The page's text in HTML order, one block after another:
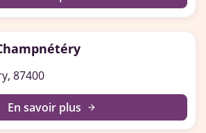
87400
En savoir plus arrow_forward